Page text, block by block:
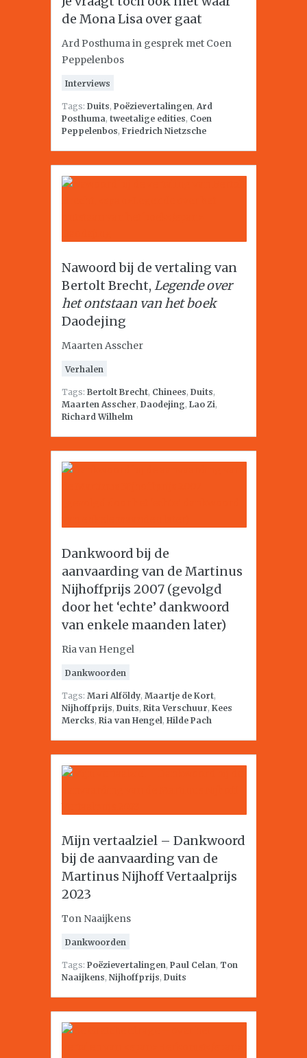
de Mona Lisa over gaat
Ard Posthuma in gesprek met Coen
Peppelenbos
Interviews
Tags: Duits, Poëzievertalingen, Ard
Posthuma, tweetalige edities, Coen
Peppelenbos, Friedrich Nietzsche
Nawoord bij de vertaling van
Bertolt Brecht, Legende over
het ontstaan van het boek
Daodejing
Maarten Asscher
Verhalen
Tags: Bertolt Brecht, Chinees, Duits,
Maarten Asscher, Daodejing, Lao Zi,
Richard Wilhelm
Dankwoord bij de
aanvaarding van de Martinus
Nijhoffprijs 2007 (gevolgd
door het ‘echte’ dankwoord
van enkele maanden later)
Ria van Hengel
Dankwoorden
Tags: Mari Alföldy, Maartje de Kort,
Nijhoffprijs, Duits, Rita Verschuur, Kees
Mercks, Ria van Hengel , Hilde Pach
Mijn vertaalziel – Dankwoord
bij de aanvaarding van de
Martinus Nijhoff Vertaalprijs
2023
Ton Naaijkens
Dankwoorden
Tags: Poëzievertalingen, Paul Celan, Ton
Naaijkens, Nijhoffprijs, Duits